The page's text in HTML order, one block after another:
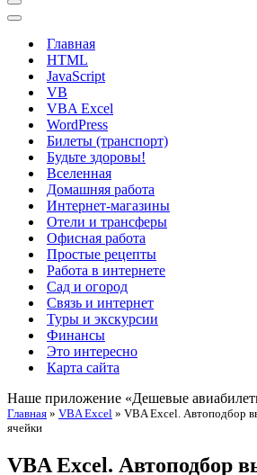
Меню
навигации
Меню
навигацииГлавная
HTML
JavaScript
VB
VBA Excel
WordPress
Билеты (транспорт)
Будьте здоровы!
Вселенная
Домашняя работа
Интернет-магазины
Отели и трансферы
Офисная работа
Простые рецепты
Работа в интернете
Сад и огород
Связь и интернет
Туры и экскурсии
Финансы
Это интересно
Карта сайта
Наше приложение «Дешевые
Главная » VBA Excel » VBA Excel. Автоподбор
ячейки
VBA Excel. Автоподбор